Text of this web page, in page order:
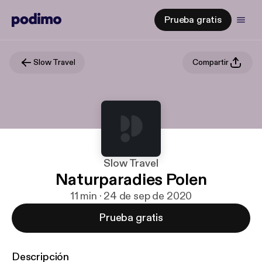
Prueba gratis
Slow Travel Compartir
Slow Travel
Naturparadies Polen
11 min · 24 de sep de 2020
Prueba gratis
Descripción